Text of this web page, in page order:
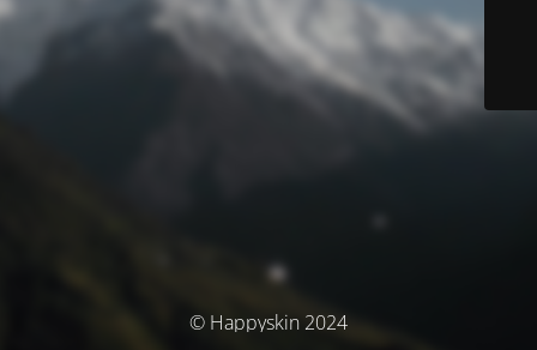
© Happyskin 2024